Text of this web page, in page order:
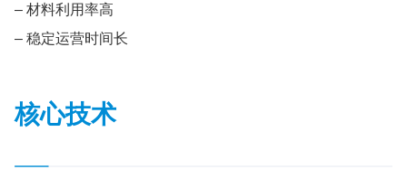
– 材料利用率高
– 稳定运营时间长
核心技术